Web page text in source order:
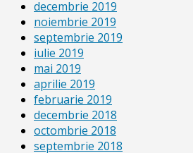
decembrie 2019
noiembrie 2019
septembrie 2019
iulie 2019
mai 2019
aprilie 2019
februarie 2019
decembrie 2018
octombrie 2018
septembrie 2018